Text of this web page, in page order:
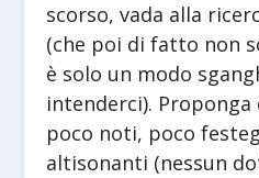
scorso, vada alla
(che poi di fatto non
è solo un modo
intenderci). Proponga
poco noti, poco
altisonanti (nessun